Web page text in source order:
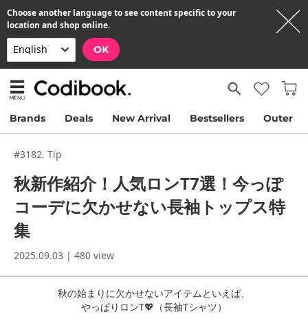
Choose another language to see content specific to your
location and shop online.
OK
Brands Deals New Arrival Bestsellers Outer
#3182. Tip
秋新作紹介！人気ロンT7選！今っぽ
コーデに欠かせない長袖トップス特
集
2025.09.03 | 480 view
秋の始まりに欠かせないアイテムといえば、
やっぱりロンT💖（長袖Tシャツ）